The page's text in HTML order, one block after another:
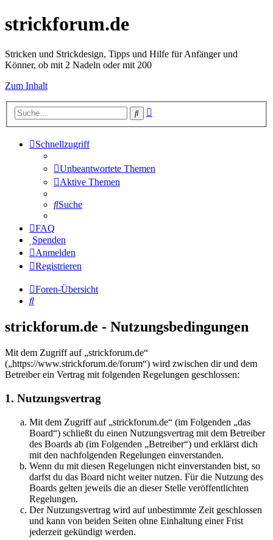
strickforum.de
Stricken und Strickdesign, Tipps und Hilfe für Anfänger und
Könner, ob mit 2 Nadeln oder mit 200
Zum Inhalt
Suche
Schnellzugriff
Unbeantwortete Themen
Aktive Themen
Suche
FAQ
Spenden
Anmelden
Registrieren
Foren-Übersicht
Suche
strickforum.de - Nutzungsbedingungen
Mit dem Zugriff auf „strickforum.de“
(„https://www.strickforum.de/forum“) wird zwischen dir und dem
Betreiber ein Vertrag mit folgenden Regelungen geschlossen:
1. Nutzungsvertrag
Mit dem Zugriff auf „strickforum.de“ (im Folgenden „das
Board“) schließt du einen Nutzungsvertrag mit dem Betreiber
des Boards ab (im Folgenden „Betreiber“) und erklärst dich
mit den nachfolgenden Regelungen einverstanden.
Wenn du mit diesen Regelungen nicht einverstanden bist, so
darfst du das Board nicht weiter nutzen. Für die Nutzung des
Boards gelten jeweils die an dieser Stelle veröffentlichten
Regelungen.
Der Nutzungsvertrag wird auf unbestimmte Zeit geschlossen
und kann von beiden Seiten ohne Einhaltung einer Frist
jederzeit gekündigt werden.